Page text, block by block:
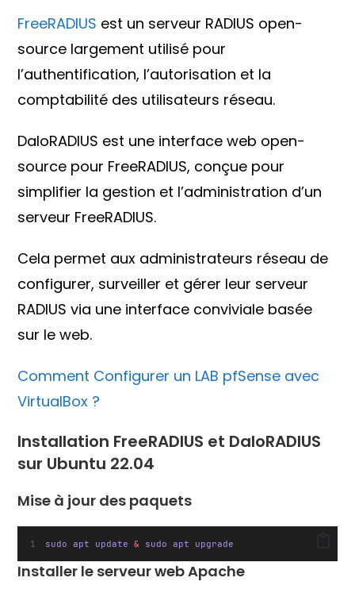
FreeRADIUS est un serveur RADIUS open-
source largement utilisé pour
l’authentification, l’autorisation et la
comptabilité des utilisateurs réseau.
DaloRADIUS est une interface web open-
source pour FreeRADIUS, conçue pour
simplifier la gestion et l’administration d’un
serveur FreeRADIUS.
Cela permet aux administrateurs réseau de
configurer, surveiller et gérer leur serveur
RADIUS via une interface conviviale basée
sur le web.
Comment Configurer un LAB pfSense avec
VirtualBox ?
Installation FreeRADIUS et DaloRADIUS
sur Ubuntu 22.04
Mise à jour des paquets
sudo apt update & sudo apt upgrade
Installer le serveur web Apache